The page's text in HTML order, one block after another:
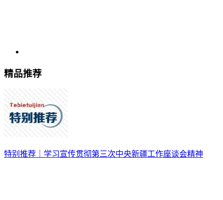
精品推荐
特别推荐｜学习宣传贯彻第三次中央新疆工作座谈会精神